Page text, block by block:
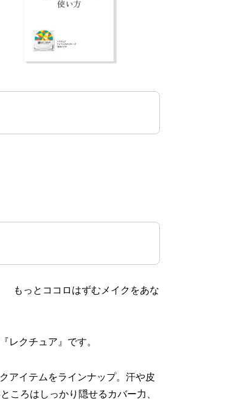
っとココロはずむメイクをあな
レクチュア』です。
アイテムをラインナップ。汗や皮
ころはしっかり隠せるカバー力、